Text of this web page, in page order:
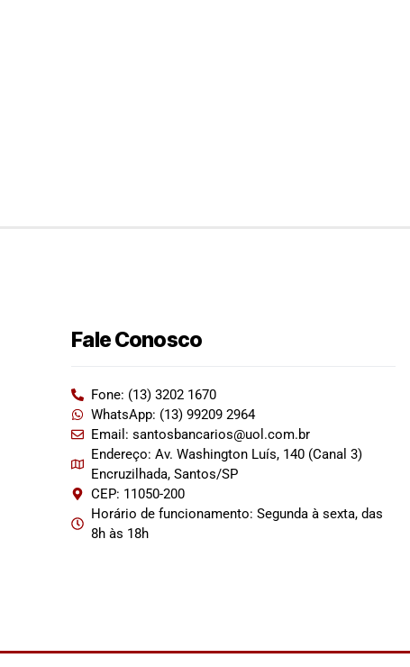
Fale Conosco
Fone: (13) 3202 1670
WhatsApp: (13) 99209 2964
Email: santosbancarios@uol.com.br
Endereço: Av. Washington Luís, 140 (Canal 3)
Encruzilhada, Santos/SP
CEP: 11050-200
Horário de funcionamento: Segunda à sexta, das
8h às 18h